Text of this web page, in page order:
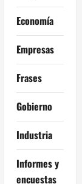
Economía
Empresas
Frases
Gobierno
Industria
Informes y
encuestas